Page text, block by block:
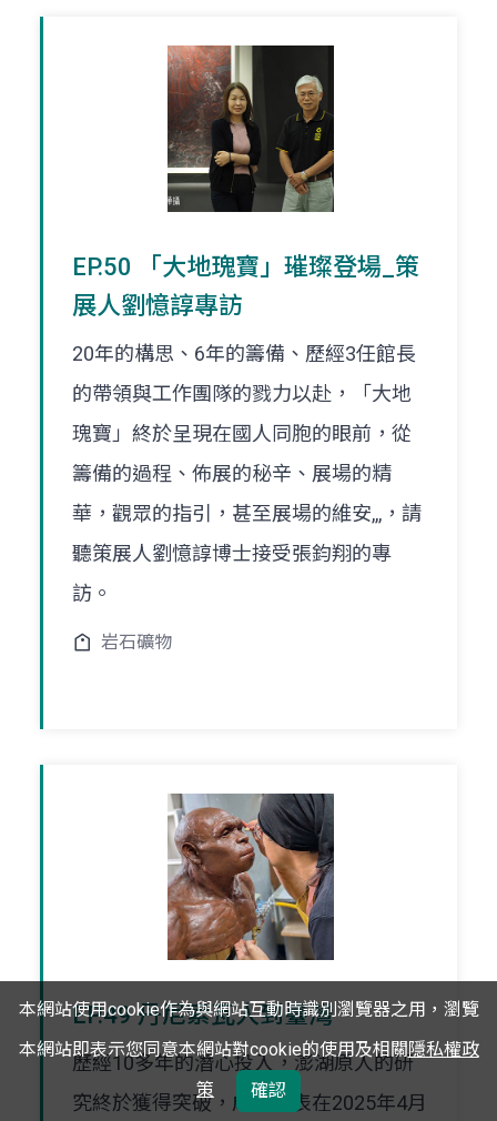
EP.50 「大地瑰寶」璀璨登場_策
展人劉憶諄專訪
20年的構思、6年的籌備、歷經3任館長
的帶領與工作團隊的戮力以赴，「大地
瑰寶」終於呈現在國人同胞的眼前，從
籌備的過程、佈展的秘辛、展場的精
華，觀眾的指引，甚至展場的維安,,,，請
聽策展人劉憶諄博士接受張鈞翔的專
訪。
岩石礦物
EP.49 丹尼索瓦人到臺灣
歷經10多年的潛心投入，澎湖原人的研
究終於獲得突破，成果發表在2025年4月
本網站使用cookie作為與網站互動時識別瀏覽器之用，瀏覽
本網站即表示您同意本網站對cookie的使用及相關隱私權政
策
確認